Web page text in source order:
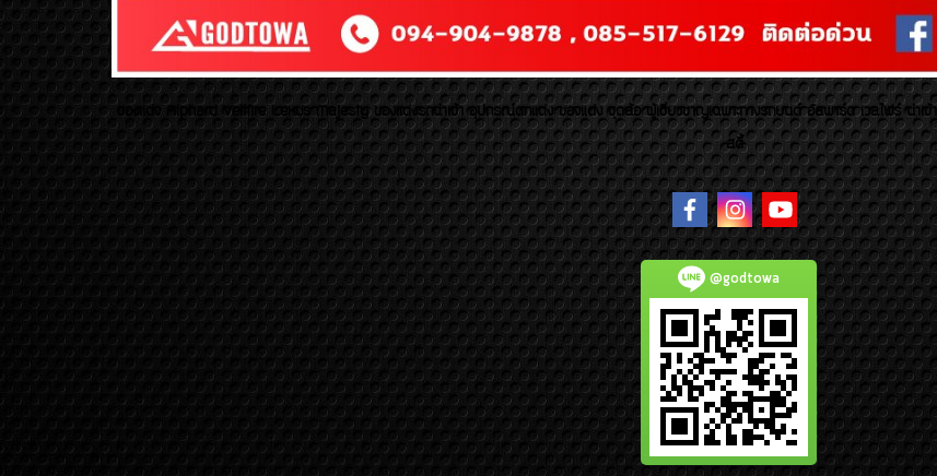
ของเเต่ง Alphard Vellfire Lexus Majesty ของเเต่งรถนำเข้า อุปกรณ์ตกแต่ง ของแต่ง ชุดล้อ ผู้เชี่ยวชาญเฉพาะทางรถยนต์ อัลพาร์ด เวลไฟร์ นำเข้
สตี้
@godtowa